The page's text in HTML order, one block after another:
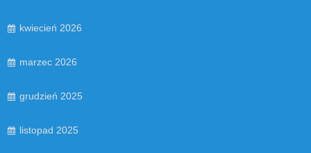
kwiecień 2026
marzec 2026
grudzień 2025
listopad 2025